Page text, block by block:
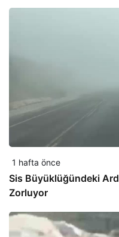
1 hafta önce
Sis Büyüklüğündeki
Zorluyor